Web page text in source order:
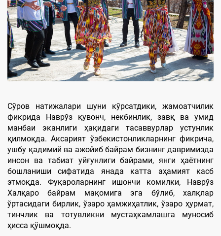
Сўров натижалари шуни кўрсатдики, жамоатчилик
фикрида Наврўз қувонч, некбинлик, завқ ва умид
манбаи эканлиги ҳақидаги тасаввурлар устунлик
қилмоқда. Аксарият ўзбекистонликларнинг фикрича,
ушбу қадимий ва ажойиб байрам бизнинг давримизда
инсон ва табиат уйғунлиги байрами, янги ҳаётнинг
бошланиши сифатида янада катта аҳамият касб
этмоқда. Фуқароларнинг ишончи комилки, Наврўз
Халқаро байрам мақомига эга бўлиб, халқлар
ўртасидаги бирлик, ўзаро ҳамжиҳатлик, ўзаро ҳурмат,
тинчлик ва тотувликни мустаҳкамлашга муносиб
ҳисса қўшмоқда.